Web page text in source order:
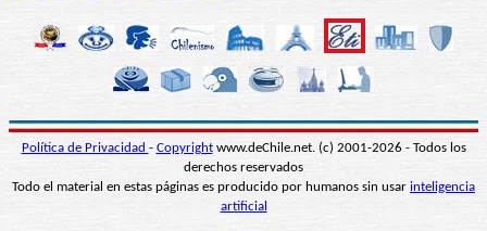
Política de Privacidad - Copyrightwww.deChile.net. (c) 2001-2026 - Todos los
derechos reservados
Todo el material en estas páginas es producido por humanos sin usar inteligencia
artificial